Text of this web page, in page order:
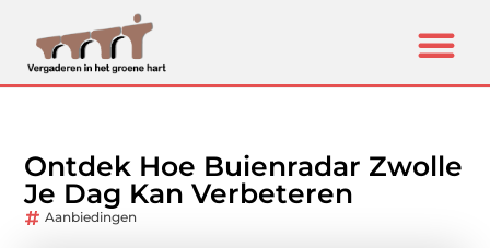
Ontdek Hoe Buienradar Zwolle
Je Dag Kan Verbeteren
Aanbiedingen